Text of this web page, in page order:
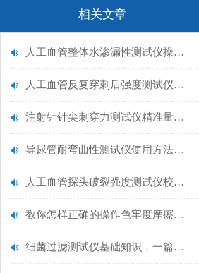
相关文章
人工血管整体水渗漏性测试仪操作中最容易出错的步骤
人工血管反复穿刺后强度测试仪是什么？透析患者的“生命管“质量靠它把关！
注射针针尖刺穿力测试仪精准量化针尖锋利度，构筑临床安全防线
导尿管耐弯曲性测试仪使用方法与操作规范
人工血管探头破裂强度测试仪校准规范：精准赋能医疗安全的技术基准
教你怎样正确的操作色牢度摩擦测试机
细菌过滤测试仪基础知识，一篇搞定